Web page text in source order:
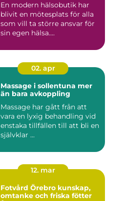
En modern hälsobutik har
blivit en mötesplats för alla
som vill ta större ansvar för
sin egen hälsa....
02. apr
Massage i sollentuna mer
än bara avkoppling
Massage har gått från att
vara en lyxig behandling vid
enstaka tillfällen till att bli en
självklar ...
12. mar
Fotvård Örebro kunskap,
omtanke och friska fötter